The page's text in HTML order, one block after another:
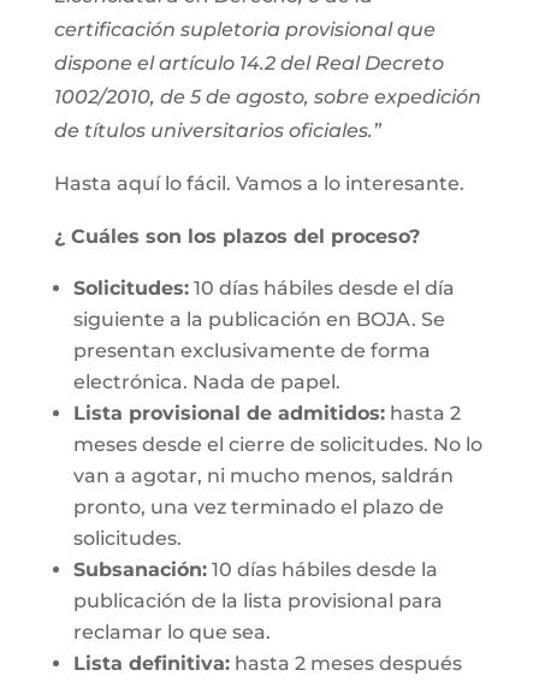
certificación supletoria provisional que
dispone el artículo 14.2 del Real Decreto
1002/2010, de 5 de agosto, sobre expedición
de títulos universitarios oficiales.”
Hasta aquí lo fácil. Vamos a lo interesante.
¿ Cuáles son los plazos del proceso?
Solicitudes:10 días hábiles desde el día
siguiente a la publicación en BOJA. Se
presentan exclusivamente de forma
electrónica. Nada de papel.
Lista provisional de admitidos:hasta 2
meses desde el cierre de solicitudes. No lo
van a agotar, ni mucho menos, saldrán
pronto, una vez terminado el plazo de
solicitudes.
Subsanación:10 días hábiles desde la
publicación de la lista provisional para
reclamar lo que sea.
Lista definitiva:hasta 2 meses después